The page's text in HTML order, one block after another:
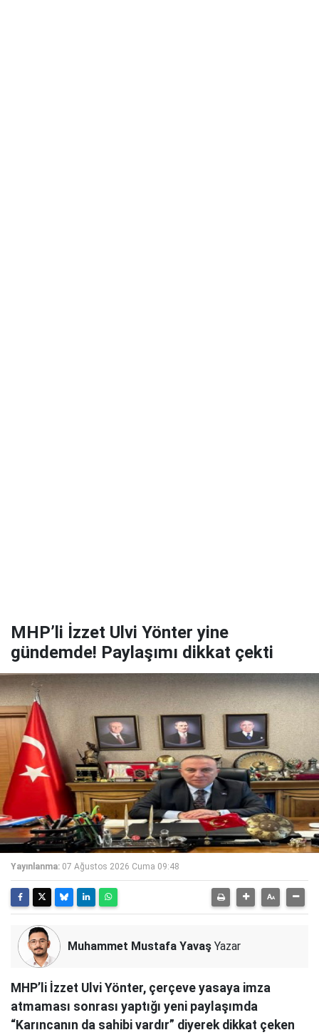
MHP’li İzzet Ulvi Yönter yine
gündemde! Paylaşımı dikkat çekti
Yayınlanma: 07 Ağustos 2026 Cuma 09:48
Muhammet Mustafa Yavaş Yazar
MHP’li İzzet Ulvi Yönter, çerçeve yasaya imza
atmaması sonrası yaptığı yeni paylaşımda
“Karıncanın da sahibi vardır” diyerek dikkat çeken